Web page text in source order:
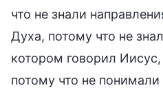
что не знали
Духа, потому что не
котором говорил
потому что не